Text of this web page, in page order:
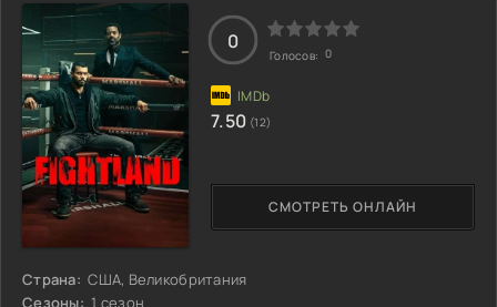
Страна: США, Великобритания
Сезоны: 1 сезон
СМОТРЕТЬ ОНЛАЙН
0
Голосов: 0
7.50 (12)